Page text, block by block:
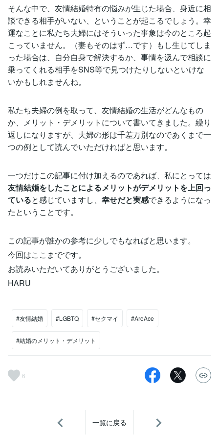
そんな中で、友情結婚特有の悩みが生じた場合、身近に相
談できる相手がいない、ということが起こるでしょう。幸
運なことに私たち夫婦にはそういった事象は今のところ起
こっていません。（妻もそのはず…です）もし生じてしま
った場合は、自分自身で解決するか、事情を汲んで相談に
乗ってくれる相手をSNS等で見つけたりしないといけな
いかもしれませんね。
私たち夫婦の例を取って、友情結婚の生活がどんなもの
か、メリット・デメリットについて書いてきました。繰り
返しになりますが、夫婦の形は千差万別なのであくまで一
つの例として読んでいただければと思います。
一つだけこの記事に付け加えるのであれば、私にとっては
友情結婚をしたことによるメリットがデメリットを上回っ
ていると感じていますし、 幸せだと実感できるようになっ
たということです。
この記事が誰かの参考に少しでもなればと思います。
今回はここまでです。
お読みいただいてありがとうございました。
HARU
#友情結婚 #LGBTQ #セクマイ #AroAce
#結婚のメリット・デメリット
6
一覧に戻る